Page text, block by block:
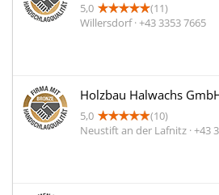
5,0
(11)
Willersdorf · +43 3353 7665
Holzbau Halwachs
5,0
(10)
Neustift an der Lafnitz · +43